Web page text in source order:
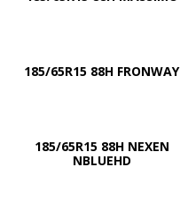
185/65R15 88H FRONWAY
185/65R15 88H NEXEN
NBLUEHD